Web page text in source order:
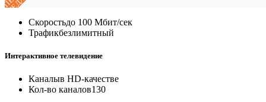
Скоростьдо 100 Мбит/сек
Трафикбезлимитный
Интерактивное телевидение
Каналыв HD-качестве
Кол-во каналов130